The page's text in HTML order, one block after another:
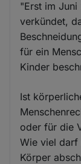
"Erst im Juni
verkündet,
für ein
Kinder
Ist
oder für die
Wie viel darf
Körper